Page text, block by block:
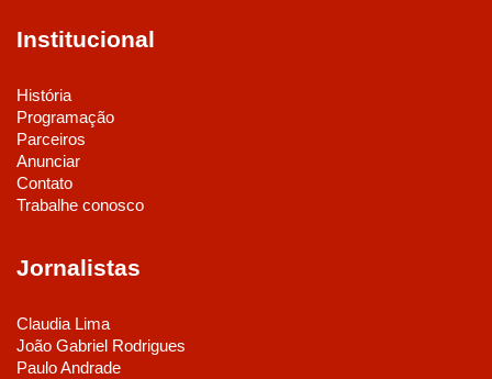
Institucional
História
Programação
Parceiros
Anunciar
Contato
Trabalhe conosco
Jornalistas
Claudia Lima
João Gabriel Rodrigues
Paulo Andrade